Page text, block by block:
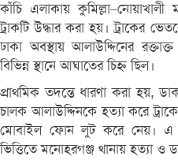
কাঁচি এলাকায়
ট্রাকটি উদ্ধার করা হয়। ট্রাকের
ঢাকা অবস্থায় আলাউদ্দিনের
বিভিন্ন স্থানে আঘাতের চিহ্ন ছিল।
প্রাথমিক তদন্তে ধারণা করা হয়,
চালক আলাউদ্দিনকে হত্যা করে
মোবাইল ফোন লুট করে নেয়। এ
ভিত্তিতে মনোহরগঞ্জ থানায় হত্যা ও